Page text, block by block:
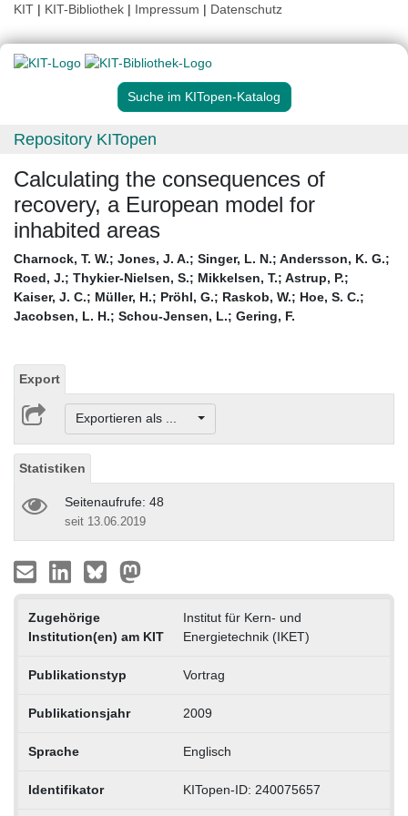
KIT | KIT-Bibliothek | Impressum | Datenschutz
Suche im KITopen-Katalog
Repository KITopen
Calculating the consequences of
recovery, a European model for
inhabited areas
Charnock, T. W.; Jones, J. A.; Singer, L. N.; Andersson, K. G.;
Roed, J.; Thykier-Nielsen, S.; Mikkelsen, T.; Astrup, P.;
Kaiser, J. C.; Müller, H.; Pröhl, G.; Raskob, W.; Hoe, S. C.;
Jacobsen, L. H.; Schou-Jensen, L.; Gering, F.
Export
Exportieren als ...
Statistiken
Seitenaufrufe: 48
seit 13.06.2019
Zugehörige
Institution(en) am KIT
Institut für Kern- und
Energietechnik (IKET)
Publikationstyp Vortrag
Publikationsjahr 2009
Sprache Englisch
Identifikator KITopen-ID: 240075657